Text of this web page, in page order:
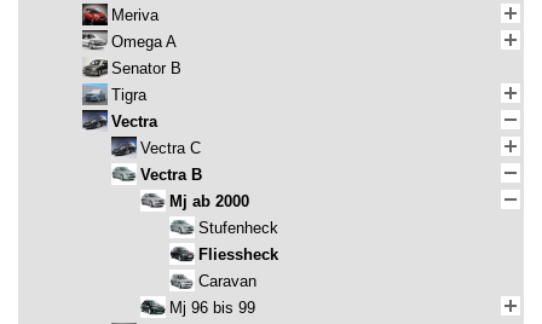
Meriva
Omega A
Senator B
Tigra
Vectra
Vectra C
Vectra B
Mj ab 2000
Stufenheck
Fliessheck
Caravan
Mj 96 bis 99